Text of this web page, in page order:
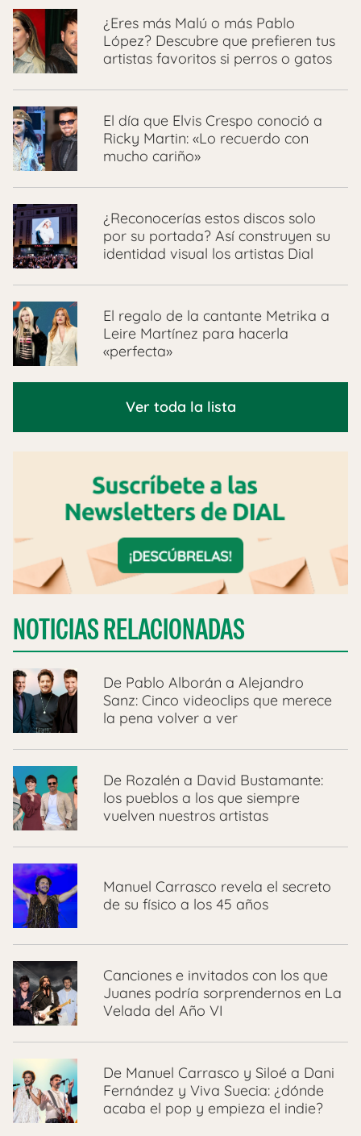
¿Eres más Malú o más Pablo
López? Descubre que prefieren tus
artistas favoritos si perros o gatos
El día que Elvis Crespo conoció a
Ricky Martin: «Lo recuerdo con
mucho cariño»
¿Reconocerías estos discos solo
por su portada? Así construyen su
identidad visual los artistas Dial
El regalo de la cantante Metrika a
Leire Martínez para hacerla
«perfecta»
Ver toda la lista
NOTICIAS RELACIONADAS
De Pablo Alborán a Alejandro
Sanz: Cinco videoclips que merece
la pena volver a ver
De Rozalén a David Bustamante:
los pueblos a los que siempre
vuelven nuestros artistas
Manuel Carrasco revela el secreto
de su físico a los 45 años
Canciones e invitados con los que
Juanes podría sorprendernos en La
Velada del Año VI
De Manuel Carrasco y Siloé a Dani
Fernández y Viva Suecia: ¿dónde
acaba el pop y empieza el indie?